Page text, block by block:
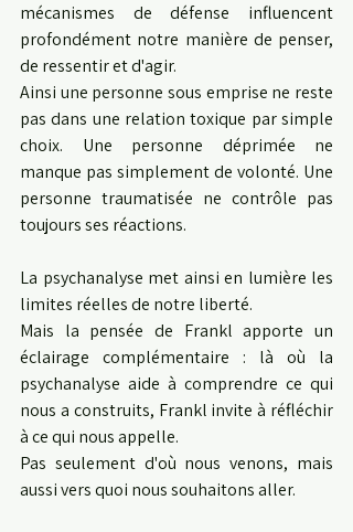
mécanismes de défense influencent
profondément notre manière de penser,
de ressentir et d'agir.
Ainsi une personne sous emprise ne reste
pas dans une relation toxique par simple
choix. Une personne déprimée ne
manque pas simplement de volonté. Une
personne traumatisée ne contrôle pas
toujours ses réactions.
La psychanalyse met ainsi en lumière les
limites réelles de notre liberté.
Mais la pensée de Frankl apporte un
éclairage complémentaire : là où la
psychanalyse aide à comprendre ce qui
nous a construits, Frankl invite à réfléchir
à ce qui nous appelle.
Pas seulement d'où nous venons, mais
aussi vers quoi nous souhaitons aller.